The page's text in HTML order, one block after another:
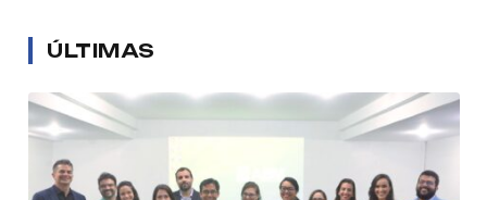
ÚLTIMAS